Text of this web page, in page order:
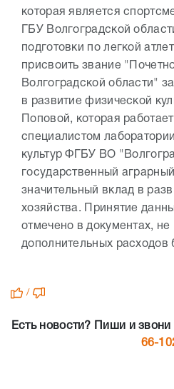
которая является
ГБУ Волгоградской
подготовки по легкой
присвоить звание
Волгоградской области"
в развитие физической
Поповой, которая
специалистом
культур ФГБУ ВО
государственный
значительный вклад в
хозяйства. Принятие
отмечено в документах, не
дополнительных расходов
/
Есть новости? Пиши и
66-